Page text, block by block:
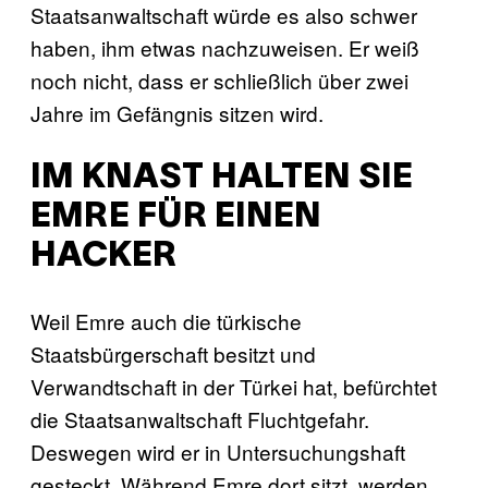
Staatsanwaltschaft würde es also schwer
haben, ihm etwas nachzuweisen. Er weiß
noch nicht, dass er schließlich über zwei
Jahre im Gefängnis sitzen wird.
IM KNAST HALTEN SIE
EMRE FÜR EINEN
HACKER
Weil Emre auch die türkische
Staatsbürgerschaft besitzt und
Verwandtschaft in der Türkei hat, befürchtet
die Staatsanwaltschaft Fluchtgefahr.
Deswegen wird er in Untersuchungshaft